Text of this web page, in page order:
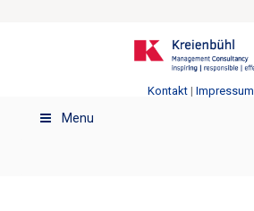
Kontakt| Impressum
Menu